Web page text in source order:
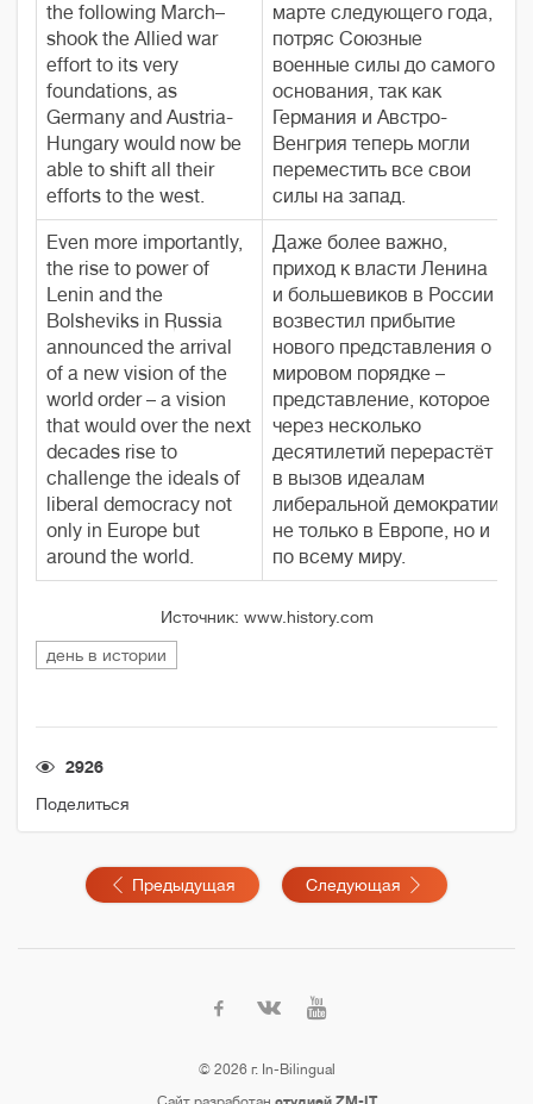
the following March–
shook the Allied war
effort to its very
foundations, as
Germany and Austria-
Hungary would now be
able to shift all their
efforts to the west.
марте следующего года,
потряс Союзные
военные силы до самого
основания, так как
Германия и Австро-
Венгрия теперь могли
переместить все свои
силы на запад.
Even more importantly,
the rise to power of
Lenin and the
Bolsheviks in Russia
announced the arrival
of a new vision of the
world order – a vision
that would over the next
decades rise to
challenge the ideals of
liberal democracy not
only in Europe but
around the world.
Даже более важно,
приход к власти Ленина
и большевиков в России
возвестил прибытие
нового представления о
мировом порядке –
представление, которое
через несколько
десятилетий перерастёт
в вызов идеалам
либеральной демократии
не только в Европе, но и
по всему миру.
Источник: www.history.com
день в истории
2926
Поделиться
Предыдущая Следующая
© 2026 г. In-Bilingual